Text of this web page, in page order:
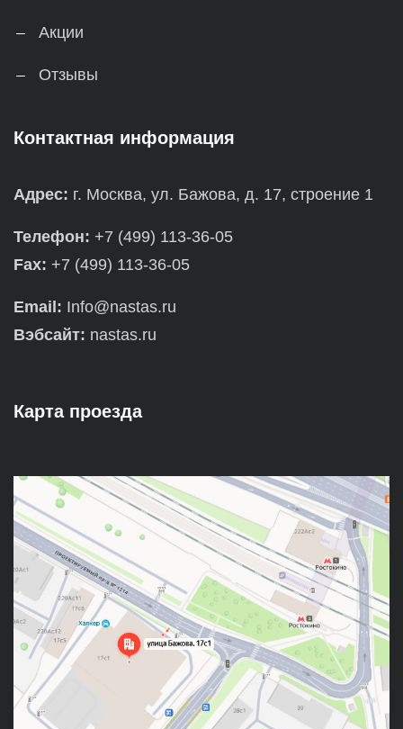
Акции
Отзывы
Контактная информация
Адрес: г. Москва, ул. Бажова, д. 17, строение 1
Телефон: +7 (499) 113-36-05
Fax: +7 (499) 113-36-05
Email: Info@nastas.ru
Вэбсайт: nastas.ru
Карта проезда